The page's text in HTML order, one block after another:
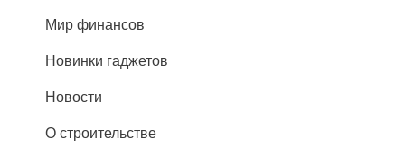
Мир финансов
Новинки гаджетов
Новости
О строительстве